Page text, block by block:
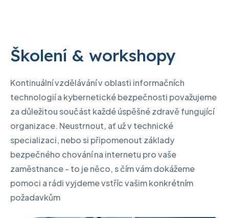
Školení & workshopy
Kontinuální vzdělávání v oblasti informačních
technologií a kybernetické bezpečnosti považujeme
za důležitou součást každé úspěšné zdravě fungující
organizace. Neustrnout, ať už v technické
specializaci, nebo si připomenout základy
bezpečného chování na internetu pro vaše
zaměstnance - to je něco, s čím vám dokážeme
pomoci a rádi vyjdeme vstříc vašim konkrétním
požadavkům